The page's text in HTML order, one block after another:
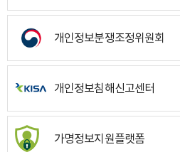
개인정보분쟁조정위원회
개인정보침해신고센터
가명정보지원플랫폼